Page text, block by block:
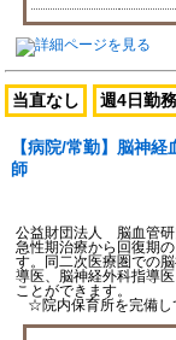
当直なし 週4日勤務
【病院/常勤】脳神
師
公益財団法人 脳血管
急性期治療から回復期
す。同二次医療圏での
導医、脳神経外科指導
ことができます。
☆院内保育所を完備し